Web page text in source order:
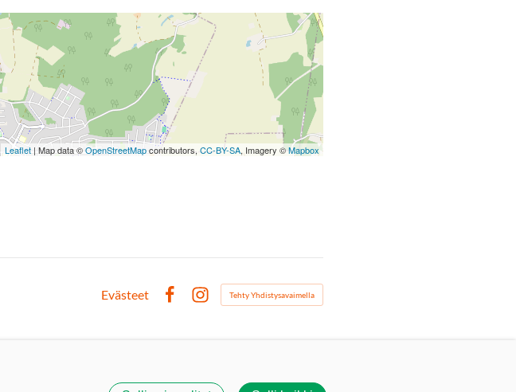
Leaflet| Map data ©OpenStreetMapcontributors, CC-BY-SA, Imagery ©Mapbox
Evästeet
Instagram
Tehty Yhdistysavaimella